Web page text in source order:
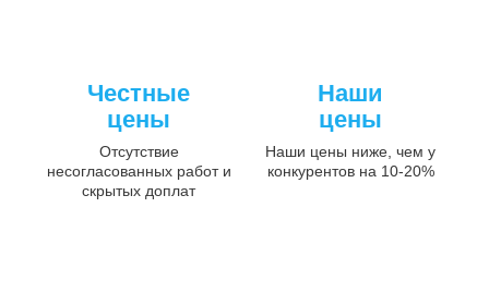
Честные
цены
Отсутствие
несогласованных работ и
скрытых доплат
Наши
цены
Наши цены ниже, чем у
конкурентов на 10-20%